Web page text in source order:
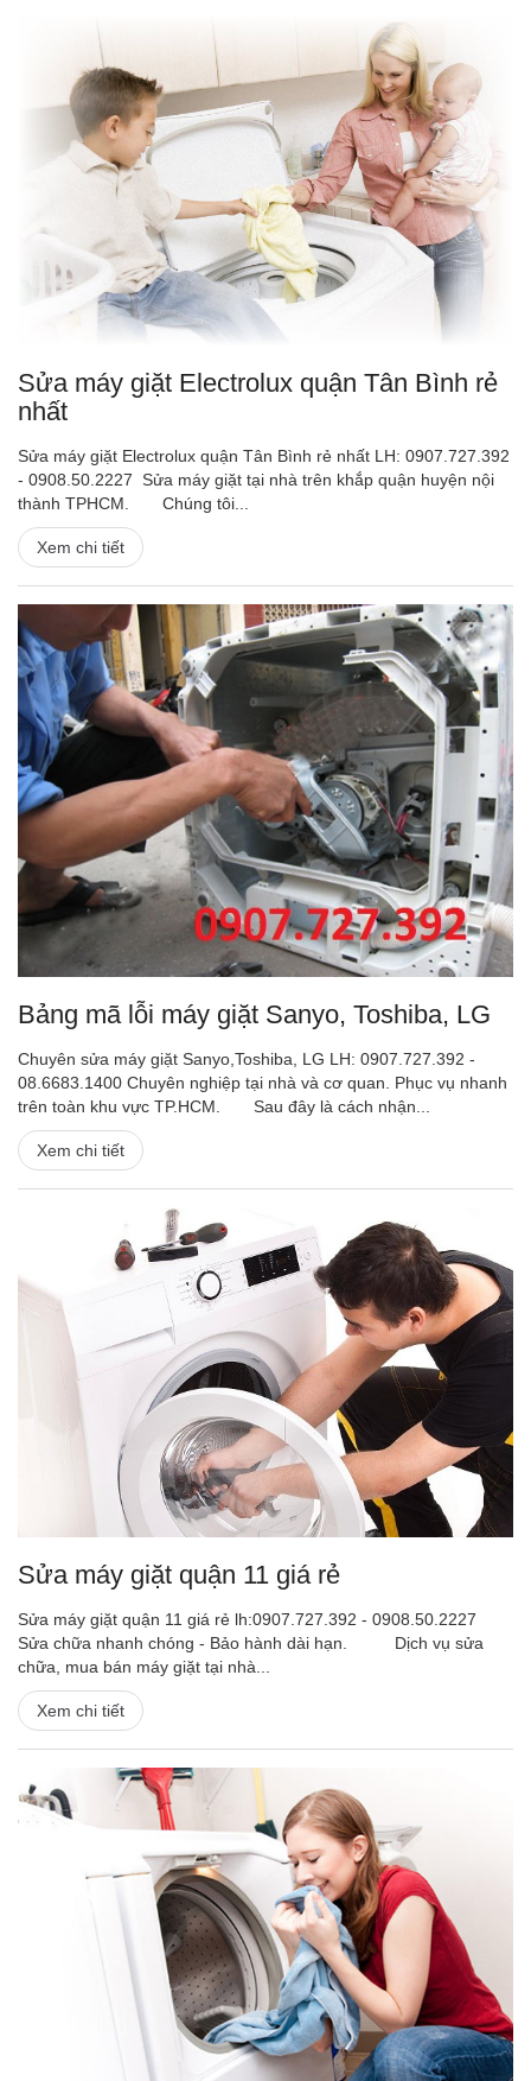
Sửa máy giặt Electrolux quận Tân Bình rẻ
nhất
Sửa máy giặt Electrolux quận Tân Bình rẻ nhất LH: 0907.727.392
- 0908.50.2227 Sửa máy giặt tại nhà trên khắp quận huyện nội
thành TPHCM. Chúng tôi...
Xem chi tiết
Bảng mã lỗi máy giặt Sanyo, Toshiba, LG
Chuyên sửa máy giặt Sanyo,Toshiba, LG LH: 0907.727.392 -
08.6683.1400 Chuyên nghiệp tại nhà và cơ quan. Phục vụ nhanh
trên toàn khu vực TP.HCM. Sau đây là cách nhận...
Xem chi tiết
Sửa máy giặt quận 11 giá rẻ
Sửa máy giặt quận 11 giá rẻ lh:0907.727.392 - 0908.50.2227
Sửa chữa nhanh chóng - Bảo hành dài hạn. Dịch vụ sửa
chữa, mua bán máy giặt tại nhà...
Xem chi tiết